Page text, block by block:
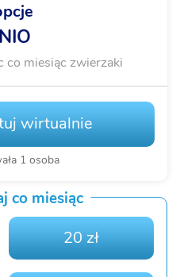
co miesiąc zwierzaki
wirtualnie
1 osoba
co miesiąc
20 zł